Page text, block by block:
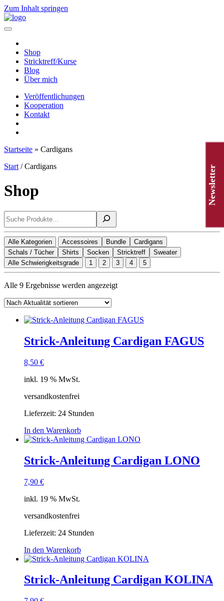
Zum Inhalt springen
Hauptnavigation
Shop
Stricktreff/Kurse
Blog
Über mich
Veröffentlichungen
Kooperation
Kontakt
Startseite » Cardigans
Start / Cardigans
Shop
Suchen
Alle Kategorien Accessoires Bundle
Cardigans
Schals / Tücher
Shirts Socken Stricktreff
Sweater
Alle Schwierigkeitsgrade
1 2 3 4 5
Alle 9 Ergebnisse werden angezeigtNach
Strick-Anleitung Cardigan FAGUS
8,50 €
inkl. 19 % MwSt.
versandkostenfrei
Lieferzeit: 24 Stunden
In den Warenkorb
Strick-Anleitung Cardigan LONO
7,90 €
inkl. 19 % MwSt.
versandkostenfrei
Lieferzeit: 24 Stunden
In den Warenkorb
Strick-Anleitung Cardigan KOLINA
Newsletter